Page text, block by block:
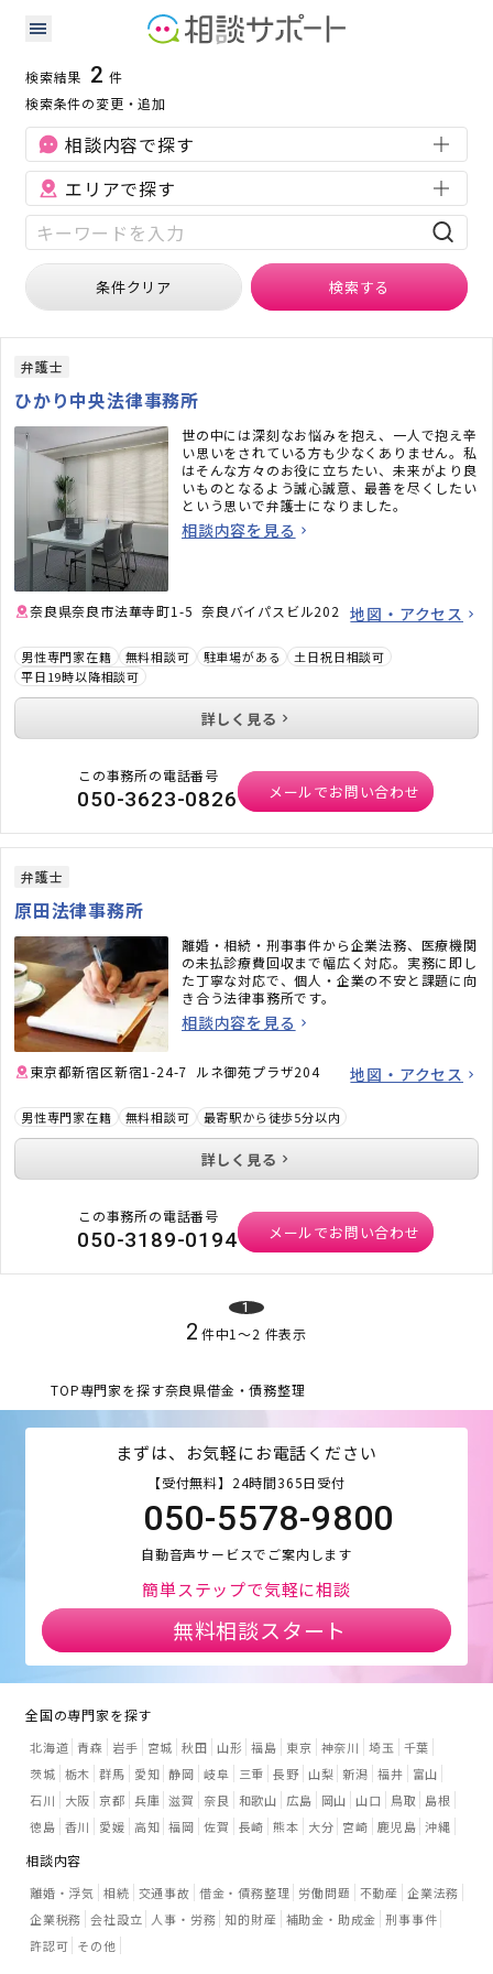
奈良県の借金・債務整理に強い専門家の検索結果
借金・債務整理
検索結果 2 件
検索条件の変更・追加
相談内容で探す
エリアで探す
条件クリア 検索する
弁護士
ひかり中央法律事務所
世の中には深刻なお悩みを抱え、一人で抱え辛
い思いをされている方も少なくありません。私
はそんな方々のお役に立ちたい、未来がより良
いものとなるよう誠心誠意、最善を尽くしたい
という思いで弁護士になりました。
相談内容を見る
奈良県奈良市法華寺町1-5 奈良バイパスビル202 地図・アクセス
男性専門家在籍 無料相談可 駐車場がある
土日祝日相談可
平日19時以降相談可
詳しく見る
この事務所の電話番号
050-3623-0826 メールでお問い合わせ
弁護士
原田法律事務所
離婚・相続・刑事事件から企業法務、医療機関
の未払診療費回収まで幅広く対応。実務に即し
た丁寧な対応で、個人・企業の不安と課題に向
き合う法律事務所です。
相談内容を見る
東京都新宿区新宿1-24-7 ルネ御苑プラザ204 地図・アクセス
男性専門家在籍 無料相談可 最寄駅から徒歩5分以内
詳しく見る
この事務所の電話番号
050-3189-0194 メールでお問い合わせ
1
2 件中1〜2 件表示
TOP専門家を探す奈良県借金・債務整理
まずは、お気軽にお電話ください
【受付無料】24時間365日受付
050-5578-9800
自動音声サービスでご案内します
簡単ステップで気軽に相談
無料相談スタート
全国の専門家を探す
北海道 青森 岩手 宮城 秋田 山形 福島 東京 神奈川 埼玉
千葉
茨城 栃木 群馬 愛知 静岡 岐阜 三重 長野 山梨 新潟 福井
富山
石川
大阪 京都 兵庫 滋賀 奈良 和歌山 広島 岡山 山口 鳥取
島根
徳島 香川 愛媛 高知 福岡 佐賀 長崎 熊本 大分 宮崎 鹿児島 沖縄
相談内容
離婚・浮気 相続 交通事故 借金・債務整理 労働問題 不動産 企業法務
企業税務 会社設立 人事・労務 知的財産 補助金・助成金 刑事事件
許認可 その他